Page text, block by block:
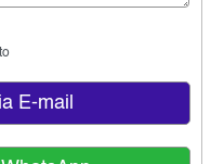
E-mail